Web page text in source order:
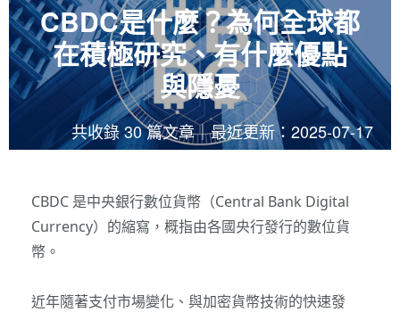
CBDC是什麼？為何全球都
在積極研究、有什麼優點
與隱憂
共收錄 30 篇文章｜最近更新：2025-07-17
CBDC 是中央銀行數位貨幣（Central Bank Digital
Currency）的縮寫，概指由各國央行發行的數位貨
幣。
近年隨著支付市場變化、與加密貨幣技術的快速發